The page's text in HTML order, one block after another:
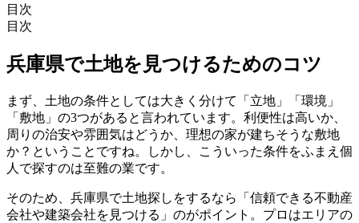
目次
目次
兵庫県で土地を見つけるためのコツ
まず、土地の条件としては大きく分けて「立地」「環境」
「敷地」の3つがあると言われています。利便性は高いか、
周りの治安や雰囲気はどうか、理想の家が建ちそうな敷地
か？ということですね。しかし、こういった条件をふまえ個
人で探すのは至難の業です。
そのため、兵庫県で土地探しをするなら「 信頼できる不動産
会社や建築会社を見つける 」のがポイント。プロはエリアの